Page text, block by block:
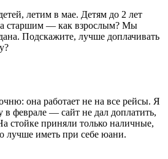
летим в мае. Детям до 2 лет
а старшим — как взрослым? Мы
Подскажите, лучше доплачивать
она работает не на все рейсы. Я
в феврале — сайт не дал доплатить,
стойке приняли только наличные,
лучше иметь при себе юани.